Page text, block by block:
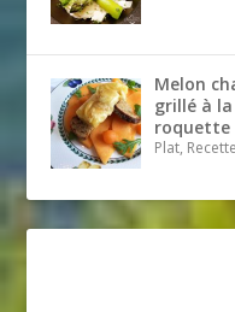
Melon
grillé à
roquette
Plat,